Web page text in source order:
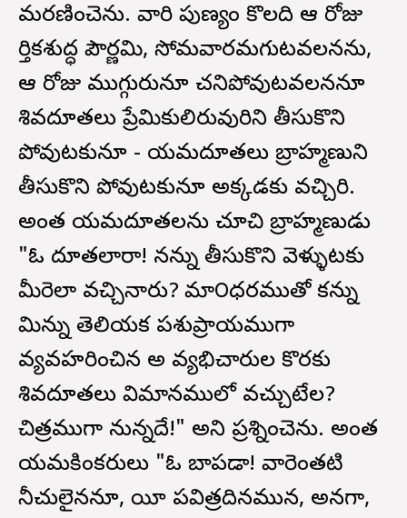
మరణించెను. వారి పుణ్యం కొలది ఆ రోజు
కార్తికశుద్ధ పౌర్ణమి, సోమవారమగుటవలనను,
ఆ రోజు ముగ్గురునూ చనిపోవుటవలననూ
శివదూతలు ప్రేమికులిరువురిని తీసుకొని
పోవుటకునూ - యమదూతలు బ్రాహ్మణుని
తీసుకొని పోవుటకునూ అక్కడకు వచ్చిరి.
అంత యమదూతలను చూచి బ్రాహ్మణుడు
"ఓ దూతలారా! నన్ను తీసుకొని వెళ్ళుటకు
మీరెలా వచ్చినారు? కామా౦ధకారముతో కన్ను
మిన్ను తెలియక పశుప్రాయముగా
వ్యవహరించిన అ వ్యభిచారుల కొరకు
శివదూతలు విమానములో వచ్చుటేల?
చిత్రముగా నున్నదే!" అని ప్రశ్నించెను. అంత
యమకింకరులు "ఓ బాపడా! వారెంతటి
నీచులైననూ, యీ పవిత్రదినమున, అనగా,